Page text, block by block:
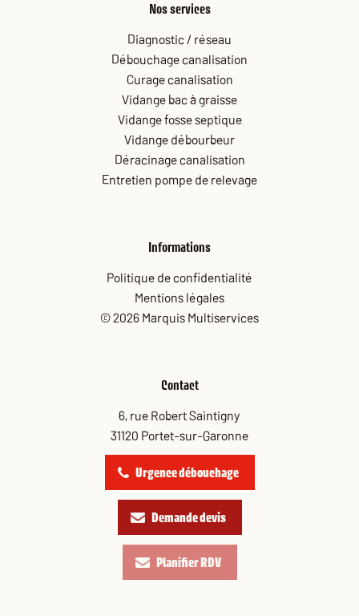
Nos services
Diagnostic / réseau
Débouchage canalisation
Curage canalisation
Vidange bac à graisse
Vidange fosse septique
Vidange débourbeur
Déracinage canalisation
Entretien pompe de relevage
Informations
Politique de confidentialité
Mentions légales
© 2026 Marquis Multiservices
Contact
6, rue Robert Saintigny
31120 Portet-sur-Garonne
Urgence débouchage
Demande devis
Planifier RDV